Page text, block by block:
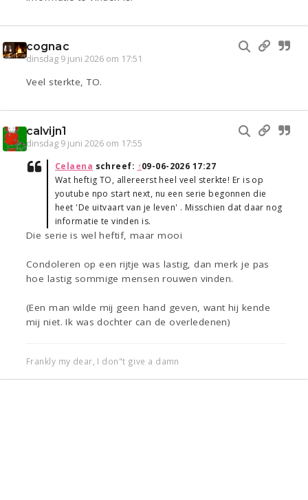
cognac
dinsdag 9 juni 2026 om 17:51
Veel sterkte, TO.
calvijn1
dinsdag 9 juni 2026 om 17:55
Celaena schreef: ↑09-06-2026 17:27
Wat heftig TO, allereerst heel veel sterkte! Er is op
youtube npo start next, nu een serie begonnen die
heet 'De uitvaart van je leven' . Misschien dat daar nog
informatie te vinden is.
Die serie is wel heftif, maar mooi
Condoleren op een rijtje was lastig, dan merk je pas
hoe lastig sommige mensen rouwen vinden.
(Een man wilde mij geen hand geven, want hij kende
mij niet. Ik was dochter can de overledenen)
Frankly my dear, I don"t give a damn